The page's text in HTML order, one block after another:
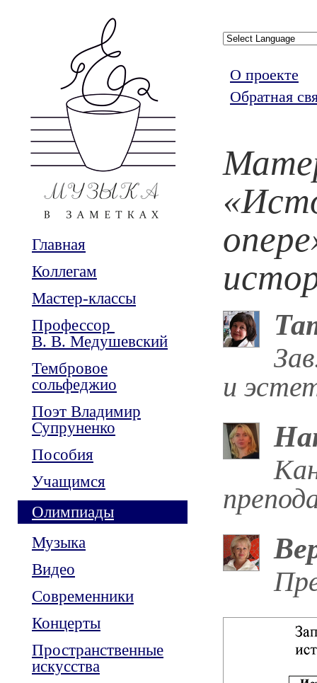
Главная
Коллегам
Мастер-классы
Профессор
В. В. Медушевский
Тембровое
сольфеджио
Поэт Владимир
Супруненко
Пособия
Учащимся
Олимпиады
Музыка
Видео
Современники
Концерты
Пространственные
искусства
О проекте
Обратная
и